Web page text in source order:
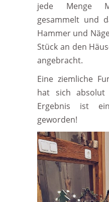
jede Menge
gesammelt und
Hammer und
Stück an den
angebracht.
Eine ziemliche
hat sich absolut
Ergebnis ist
geworden!